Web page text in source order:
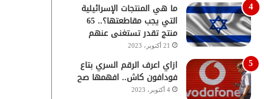
ما هي المنتجات الإسرائيلية
التي يجب مقاطعتها؟.. 65
منتج تقدر تستغنى عنهم
21 أكتوبر، 2023
ازاي اعرف الرقم السري بتاع
فودافون كاش.. افهمها صح
4 أكتوبر، 2023